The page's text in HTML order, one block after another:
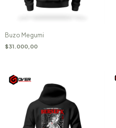
Buzo Megumi
$31.000,00